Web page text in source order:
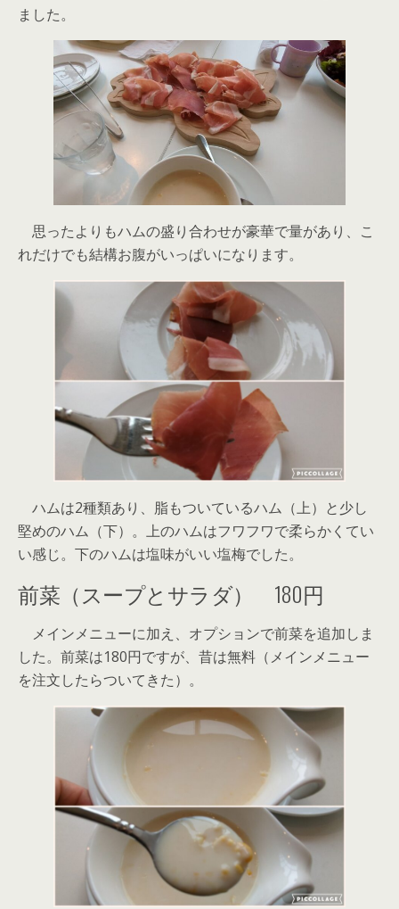
ました。
思ったよりもハムの盛り合わせが豪華で量があり、こ
れだけでも結構お腹がいっぱいになります。
ハムは2種類あり、脂もついているハム（上）と少し
堅めのハム（下）。上のハムはフワフワで柔らかくてい
い感じ。下のハムは塩味がいい塩梅でした。
前菜（スープとサラダ） 180円
メインメニューに加え、オプションで前菜を追加しま
した。前菜は180円ですが、昔は無料（メインメニュー
を注文したらついてきた）。